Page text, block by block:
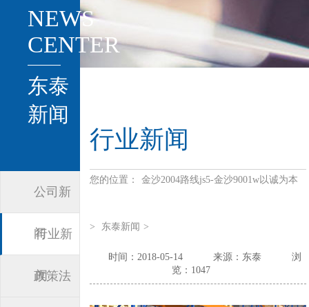
NEWS
CENTER
东泰
新闻
公司新
闻
行业新
闻
政策法
行业新闻
您的位置： 金沙2004路线js5-金沙9001w以诚为本
> 东泰新闻 >
时间：2018-05-14 来源：东泰
浏
览：1047